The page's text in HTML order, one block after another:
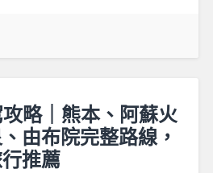
略｜熊本、阿蘇火
由布院完整路線，
推薦